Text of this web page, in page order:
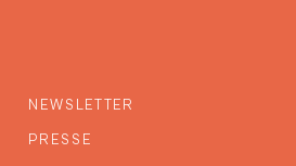
NEWSLETTER
PRESSE